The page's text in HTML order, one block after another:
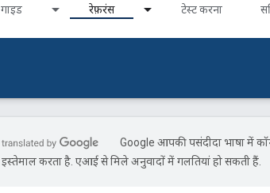
गाइड रेफ़रंस टेस्ट करना
Google आपकी पसंदीदा भाषा में
इस्तेमाल करता है. एआई से मिले अनुवादों में गलतियां हो सकती हैं.